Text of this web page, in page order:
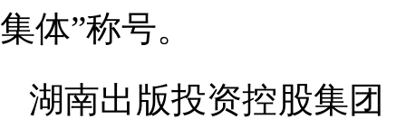
集体”称号。
湖南出版投资控股集团